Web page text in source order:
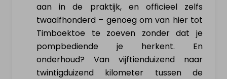
aan in de praktijk, en officieel zelfs
twaalfhonderd – genoeg om van hier tot
Timboektoe te zoeven zonder dat je
pompbediende je herkent. En
onderhoud? Van vijftienduizend naar
twintigduizend kilometer tussen de